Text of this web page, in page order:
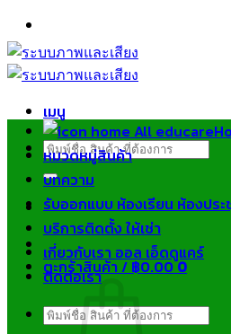
ข้าม
ไป
ยัง
เมนู
ค้นหา:
ตะกร้าสินค้า /฿0.000
หมวดหมู่สินค้า
บทความ
รับออกแบบ ห้องเรียน ห้องประ
บริการติดตั้ง ให้เช่า
เกี่ยวกับเรา ออล เอ็ดดูแคร์
ติดต่อเรา
ค้นหา: